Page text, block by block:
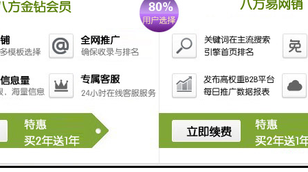
压油缸有杆腔和无杆腔的作用面积差，设计出一种能使
液压油缸有杆腔的油回流到无杆腔二次利用，粉碎钳公
众号智造大观，以提高液压油缸的运行速度，进而提高